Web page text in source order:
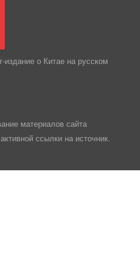
издание о Китае на русском
материалов сайта
ссылки на источник.